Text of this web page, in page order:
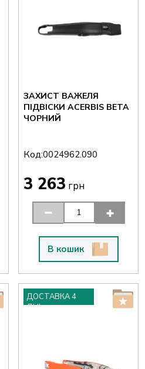
ЗАХИСТ ВАЖЕЛЯ
ПІДВІСКИ ACERBIS BETA
ЧОРНИЙ
Код:0024962.090
3 263 грн
В кошик
ДОСТАВКА 4
ДНІ